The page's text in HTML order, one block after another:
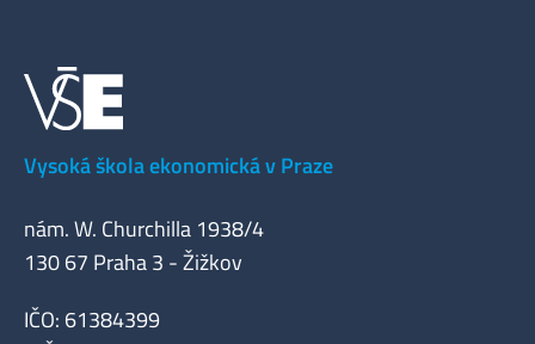
Vysoká škola ekonomická v Praze
nám. W. Churchilla 1938/4
130 67 Praha 3 - Žižkov
IČO: 61384399